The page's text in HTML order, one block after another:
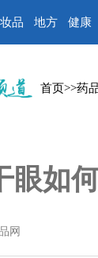
品 地方 健康
首页>>药
眼如
网